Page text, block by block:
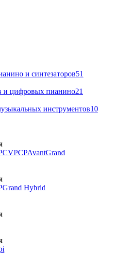
и синтезаторов51
и цифровых пианино21
инструментов10
CVPCPAvantGrand
Grand Hybrid